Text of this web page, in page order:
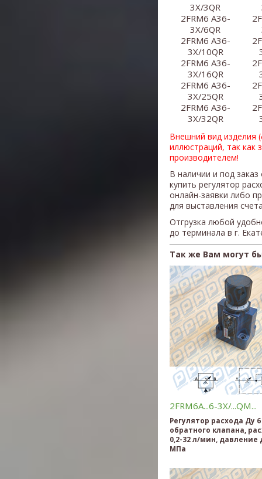
3X/3QR
2FRM6 A36-
3X/6QR
2FRM6 A36-
3X/10QR
2FRM6 A36-
3X/16QR
2FRM6 A36-
3X/25QR
2FRM6 A36-
3X/32QR
Внешний вид изделия
иллюстраций, так как
производителем!
В наличии и под
купить регулятор
онлайн-заявки либо
для выставления
Отгрузка любой
до терминала в г.
Так же Вам могут
2FRM6A...6-3X/...QM...
Регулятор расхода Ду
обратного клапана,
0,2-32 л/мин, давление
МПа